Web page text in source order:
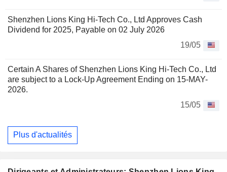
Shenzhen Lions King Hi-Tech Co., Ltd Approves Cash
Dividend for 2025, Payable on 02 July 2026
19/05
Certain A Shares of Shenzhen Lions King Hi-Tech Co., Ltd
are subject to a Lock-Up Agreement Ending on 15-MAY-
2026.
15/05
Plus d'actualités